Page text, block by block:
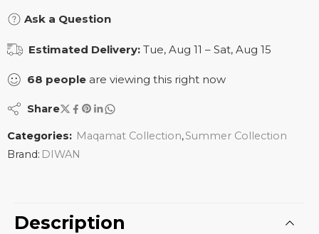
Ask a Question
Estimated Delivery: Tue, Aug 11 – Sat, Aug 15
68 people are viewing this right now
Share
Categories: Maqamat Collection,Summer Collection
Brand: DIWAN
Description